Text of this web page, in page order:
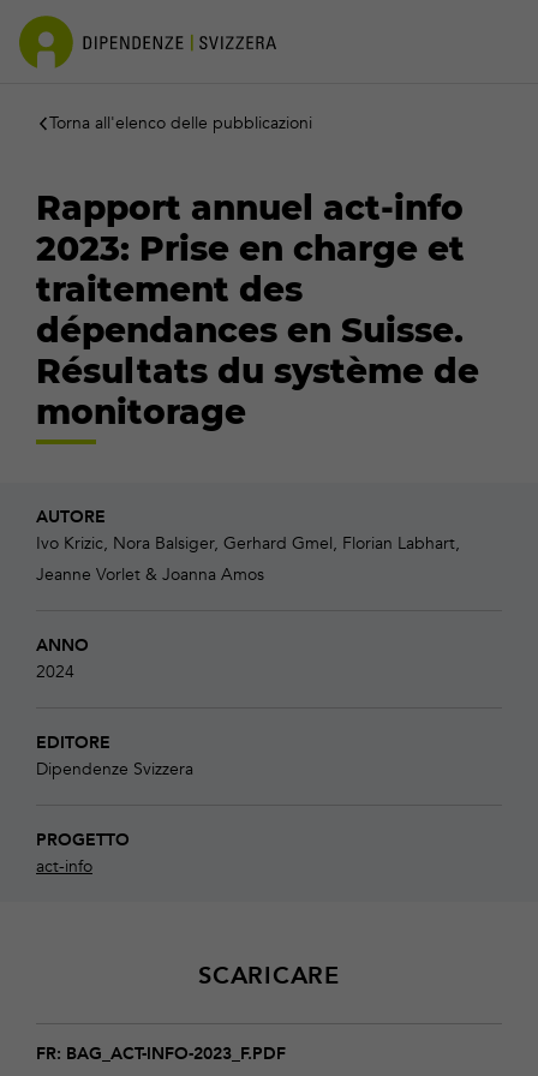
Torna all'elenco delle pubblicazioni
Rapport annuel act-info
2023: Prise en charge et
traitement des
dépendances en Suisse.
Résultats du système de
monitorage
AUTORE
Ivo Krizic, Nora Balsiger, Gerhard Gmel, Florian Labhart,
Jeanne Vorlet & Joanna Amos
ANNO
2024
EDITORE
Dipendenze Svizzera
PROGETTO
act-info
SCARICARE
FR: BAG_ACT-INFO-2023_F.PDF
BAG_act-